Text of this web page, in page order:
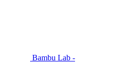
Bambu Lab -